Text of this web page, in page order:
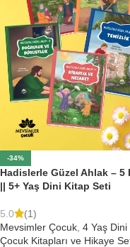
-34%
Hadislerle Güzel Ahlak – 5
|| 5+ Yaş Dini Kitap Seti
5.0
(1)
Mevsimler Çocuk 4 Yaş Dini
Çocuk Kitapları ve Hikaye